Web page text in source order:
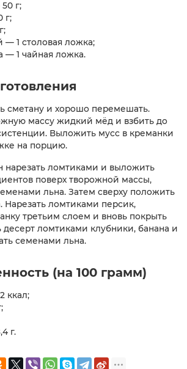
г;
г;
1 столовая ложка;
— 1 чайная ложка.
сметану и хорошо перемешать.
массу жидкий мёд и взбить до
Выложить мусс в креманки
на порцию.
нарезать ломтиками и выложить
поверх творожной массы,
льна. Затем сверху положить
Нарезать ломтиками персик,
третьим слоем и вновь покрыть
десерт ломтиками клубники, банана и
семенами льна.
(на 100 грамм)
ккал;
г.